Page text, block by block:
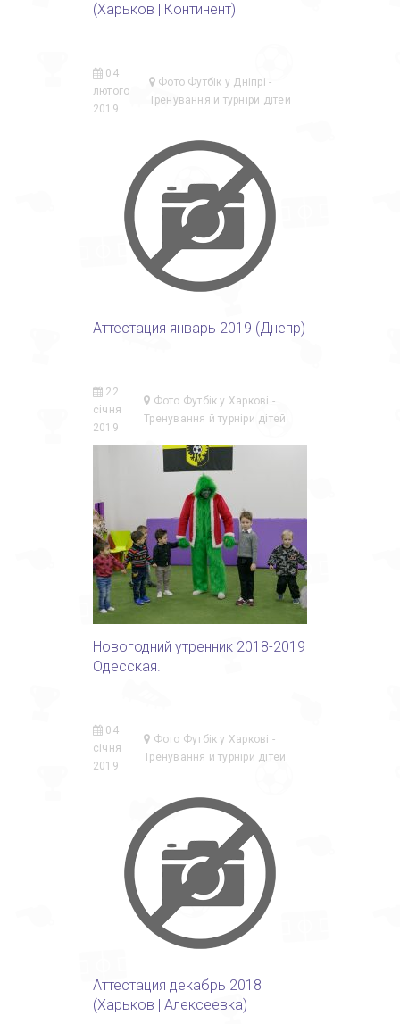
(Харьков | Континент)
04
лютого
2019
Фото Футбік у Дніпрі -
Тренування й турніри дітей
Аттестация январь 2019 (Днепр)
22
січня
2019
Фото Футбік у Харкові -
Тренування й турніри дітей
Новогодний утренник 2018-2019
Одесская.
04
січня
2019
Фото Футбік у Харкові -
Тренування й турніри дітей
Аттестация декабрь 2018
(Харьков | Алексеевка)